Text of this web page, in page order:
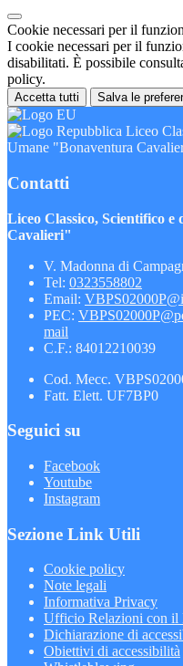
Cookie necessari per il
I cookie necessari per il
disabilitati. È possibile
policy.
Accetta tutti Salva le
Liceo
Umane "Bonaventura
Contatti
Liceo Classico, Scientifico
Cavalieri"
V. Madonna di
Tel: 0323558802
Email:
PEC:
mail
C.F.: 84012210039
Cod. Mecc.
Fatt. Elett. UF7BP0
Seguici su
Facebook
Youtube
Instagram
Sezione Link Utili
Cookie policy
Note legali
Informativa Privacy
Ufficio Relazioni con il
Dichiarazione di
Obiettivi di accessibilità